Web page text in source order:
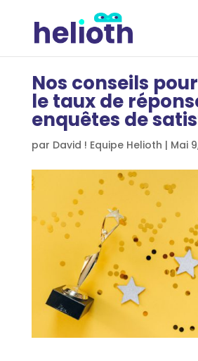
Nos conseils
le taux de
enquêtes de
par David ! Equipe Helioth | Mai